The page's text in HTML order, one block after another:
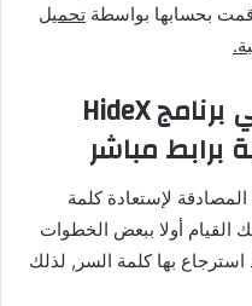
بحسابها بواسطة تحميل
إسترجاع كلمة المرور في برنامج HideX
برابط مباشر
لإستعادة كلمة
القيام أولا ببعض الخطوات
استرجاع بها كلمة السر, لذلك